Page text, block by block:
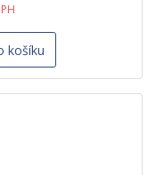
košíku